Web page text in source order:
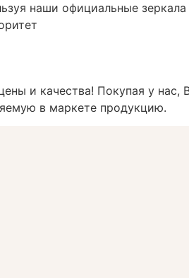
наши официальные
и качества! Покупая у нас,
в маркете продукцию.